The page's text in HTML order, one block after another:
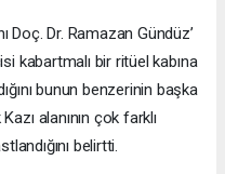
Doç. Dr. Ramazan Gündüz’
kabartmalı bir ritüel kabına
bunun benzerinin başka
alanının çok farklı
belirtti.